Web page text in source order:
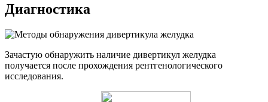
Диагностика
Зачастую обнаружить наличие дивертикул желудка
получается после прохождения рентгенологического
исследования.